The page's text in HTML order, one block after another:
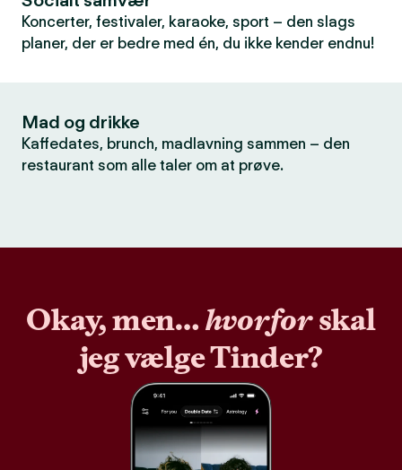
Koncerter, festivaler, karaoke, sport – den slags
planer, der er bedre med én, du ikke kender endnu!
Mad og drikke
Kaffedates, brunch, madlavning sammen – den
restaurant som alle taler om at prøve.
Okay, men…hvorforskal
jeg vælge Tinder?